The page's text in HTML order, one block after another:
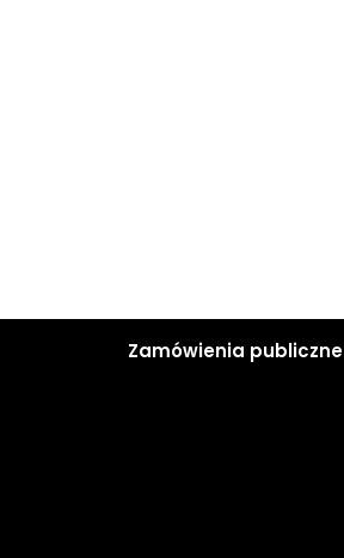
Zamówienia publiczne